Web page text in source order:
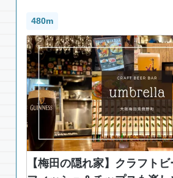
480m
【梅田の隠れ家】クラフト